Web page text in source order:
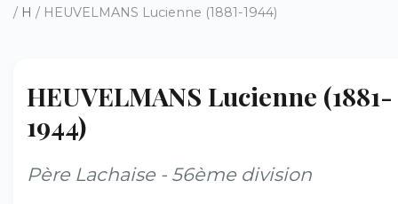
/ H / HEUVELMANS Lucienne (1881-1944)
HEUVELMANS Lucienne (1881-
1944)
Père Lachaise - 56ème division